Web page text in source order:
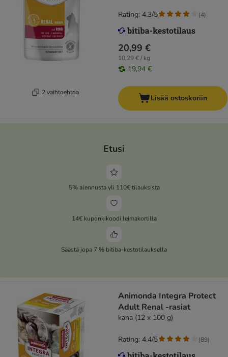
2 vaihtoehtoa
20,99 €
10,29 € / kg
19,94 €
Rating: 4.3/5 (4)
Lisää ostoskoriin
Etusi
5% alennusta yli 110€ tilauksista
14€ kuponkikoodi leimakortilla
Säästä jopa 7 % bitiba-kestotilauksella
Animonda Integra Protect
Adult Renal -rasiat
kana (12 x 100 g)
Rating: 4.4/5 (89)